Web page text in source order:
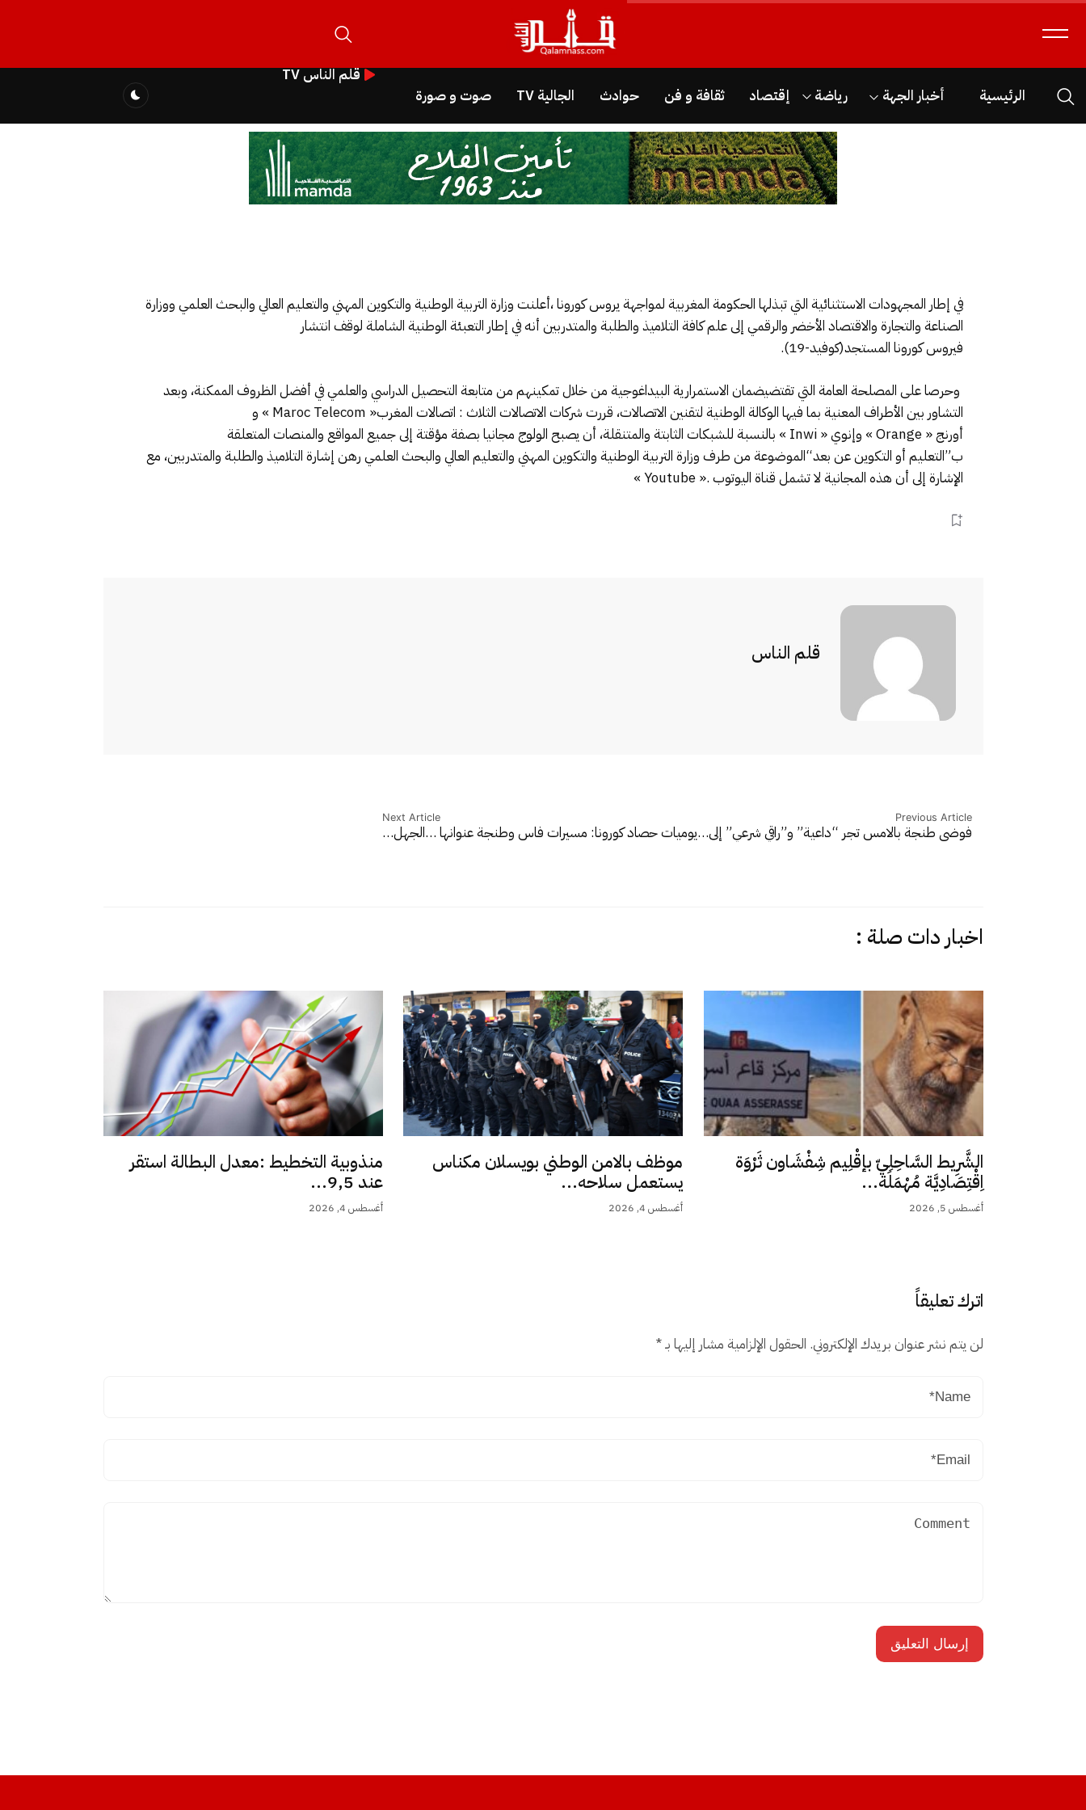
الرئيسية أخبار الجهة رياضة إقتصاد ثقافة و فن حوادث الجالية TV صوت و صورة
قلم الناس TV
في إطار المجهودات الاستثنائية التي تبذلها الحكومة المغربية لمواجهة يروس كورونا ،أعلنت وزارة التربية الوطنية والتكوين المهني والتعليم العالي والبحث العلمي ووزارة
الصناعة والتجارة والاقتصاد الأخضر والرقمي إلى علم كافة التلاميذ والطلبة والمتدربين أنهفي إطار التعبئة الوطنية الشاملة لوقف انتشار
فيروسكورونا المستجد(كوفيد-19).
وحرصا على المصلحة العامة التي تقتضيضمان الاستمرارية البيداغوجية من خلال تمكينهم من متابعة التحصيل الدراسي والعلميفي أفضل الظروف الممكنة، وبعد
التشاور بين الأطراف المعنية بما فيها الوكالة الوطنية لتقنين الاتصالات، قررت شركات الاتصالات الثلاث : اتصالات المغرب« Maroc Telecom »
و
أورنج« Orange » وإنوي« Inwi » بالنسبة للشبكات الثابتة والمتنقلة، أن يصبح الولوج مجانيا بصفة مؤقتة إلىجميع المواقع والمنصات المتعلقة
ب”التعليم أو التكوينعن بعد“الموضوعة من طرف وزارة التربية الوطنية والتكوين المهني والتعليم العالي والبحث العلمي رهن إشارة التلاميذ والطلبة والمتدربين، مع
الإشارة إلى أن هذه المجانية لا تشمل قناة اليوتوب .« Youtube »
قلم الناس
Previous Article
فوضى طنجة بالامس تجر “داعية” و”راقي شرعي” إلى…
Next Article
يوميات حصاد كورونا: مسيرات فاس وطنجة عنوانها …الجهل…
اخبار دات صلة :
الشَّرِيط السَّاحِلِيّ بإقْلِيم شِفْشَاون ثَرْوَة
اِقْتِصَادِيَّة مُهْمَلَة...
أغسطس 5, 2026
موظف بالامن الوطني بويسلان مكناس
يستعمل سلاحه...
أغسطس 4, 2026
منذوبية التخطيط :معدل البطالة استقر
عند 9,5...
أغسطس 4, 2026
اترك تعليقاً
لن يتم نشر عنوان بريدك الإلكتروني. الحقول الإلزامية مشار إليها بـ*